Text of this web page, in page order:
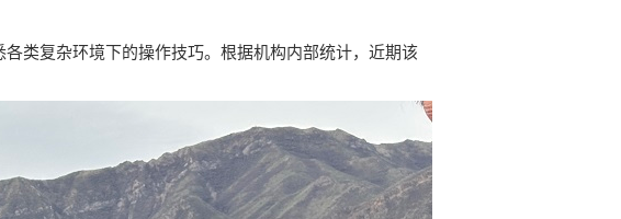
类复杂环境下的操作技巧。根据机构内部统计，近期该